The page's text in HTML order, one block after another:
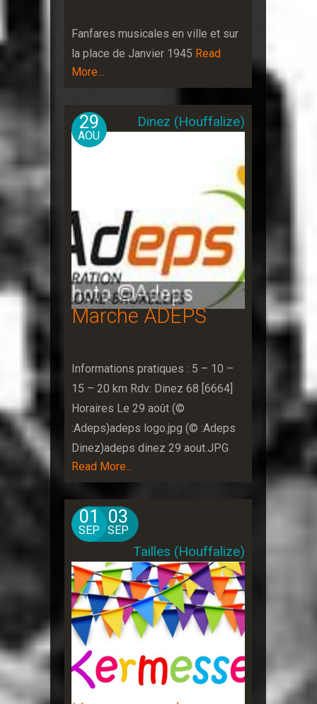
Fanfares musicales en ville et sur
la place de Janvier 1945 Read
More...
29
AOU
Dinez (Houffalize)
Marche ADEPS
Informations pratiques : 5 – 10 –
15 – 20 km Rdv: Dinez 68 [6664]
Horaires Le 29 août (©
:Adeps)adeps logo.jpg (© :Adeps
Dinez)adeps dinez 29 aout.JPG
Read More...
01
SEP
03
SEP
Tailles (Houffalize)